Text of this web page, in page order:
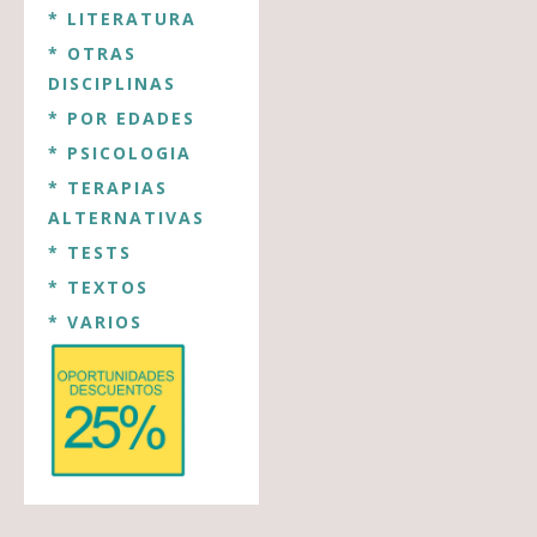
* LITERATURA
* OTRAS
DISCIPLINAS
* POR EDADES
* PSICOLOGIA
* TERAPIAS
ALTERNATIVAS
* TESTS
* TEXTOS
* VARIOS